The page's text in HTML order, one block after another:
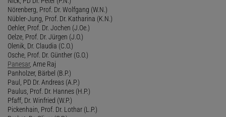
Nörenberg, Prof. Dr. Wolfgang (W.N.)
Nübler-Jung, Prof. Dr. Katharina (K.N.)
Oehler, Prof. Dr. Jochen (J.Oe.)
Oelze, Prof. Dr. Jürgen (J.O.)
Olenik, Dr. Claudia (C.O.)
Osche, Prof. Dr. Günther (G.O.)
Panesar, Arne Raj
Panholzer, Bärbel (B.P.)
Paul, PD Dr. Andreas (A.P.)
Paulus, Prof. Dr. Hannes (H.P.)
Pfaff, Dr. Winfried (W.P.)
Pickenhain, Prof. Dr. Lothar (L.P.)